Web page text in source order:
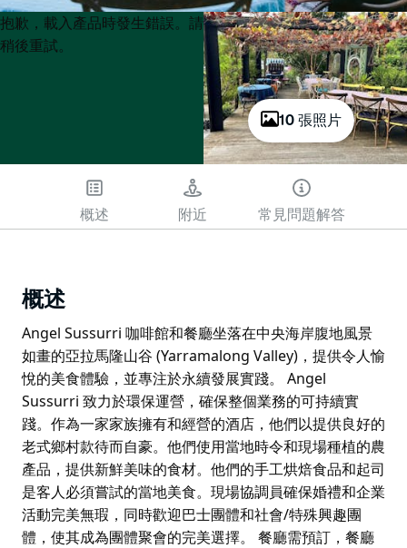
10 張照片
Product
List
Product
List
抱歉，載入產品時發生錯誤。請
稍後重試。
概述 附近 常見問題解答
概述
Angel Sussurri 咖啡館和餐廳坐落在中央海岸腹地風景
如畫的亞拉馬隆山谷 (Yarramalong Valley)，提供令人愉
悅的美食體驗，並專注於永續發展實踐。 Angel
Sussurri 致力於環保運營，確保整個業務的可持續實
踐。作為一家家族擁有和經營的酒店，他們以提供良好的
老式鄉村款待而自豪。他們使用當地時令和現場種植的農
產品，提供新鮮美味的食材。他們的手工烘焙食品和起司
是客人必須嘗試的當地美食。現場協調員確保婚禮和企業
活動完美無瑕，同時歡迎巴士團體和社會/特殊興趣團
體，使其成為團體聚會的完美選擇。 餐廳需預訂，餐廳